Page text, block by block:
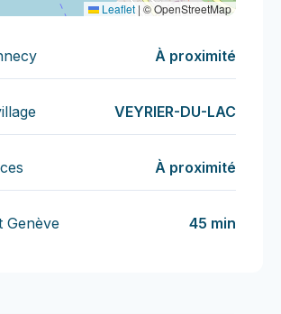
Leaflet | © OpenStreetMap
À proximité
VEYRIER-DU-LAC
À proximité
45 min